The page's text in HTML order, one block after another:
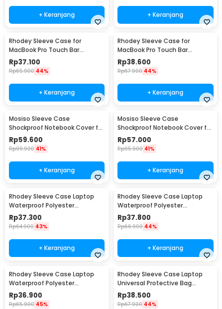
+ Keranjang + Keranjang
Rhodey Sleeve Case for
MacBook Pro Touch Bar
Neoprene with Pouch 13 Inch -
YG6005
Rp37.100
Rp65.900 44%
+ Keranjang
Rhodey Sleeve Case for
MacBook Pro Touch Bar
Neoprene with Pouch 14 Inch -
YG6005
Rp38.600
Rp67.900 44%
+ Keranjang
Mosiso Sleeve Case
Shockproof Notebook Cover for
Laptop 13 Inch - C0412
Rp59.600
Rp99.900 41%
+ Keranjang
Mosiso Sleeve Case
Shockproof Notebook Cover for
Laptop 15.6 Inch - C0412
Rp57.000
Rp95.900 41%
+ Keranjang
Rhodey Sleeve Case Laptop
Waterproof Polyester
Neoprene Bag 11/12 Inch - L123F
Rp37.300
Rp64.900 43%
+ Keranjang
Rhodey Sleeve Case Laptop
Waterproof Polyester
Neoprene Bag 13 Inch - L123F
Rp37.800
Rp66.900 44%
+ Keranjang
Rhodey Sleeve Case Laptop
Waterproof Polyester
Neoprene Bag 15.6 Inch - L123F
Rp36.900
Rp65.900 45%
Rhodey Sleeve Case Laptop
Universal Protective Bag
Neoprene with Pouch 11 Inch -
AK03
Rp38.500
Rp67.900 44%